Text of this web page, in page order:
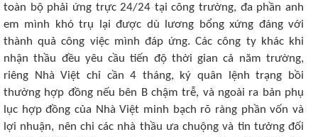
toàn bộ phải ứng trực 24/24 tại công trường, đa phần anh
em mình khó trụ lại được dù lương bổng xứng đáng với
thành quả công việc mình đáp ứng. Các công ty khác khi
nhận thầu đều yêu cầu tiến độ thời gian cả năm trường,
riêng Nhà Việt chỉ cần 4 tháng, ký quân lệnh trạng bồi
thường hợp đồng nếu bên B chậm trễ, và ngoài ra bản phụ
lục hợp đồng của Nhà Việt minh bạch rõ ràng phần vốn và
lợi nhuận, nên chi các nhà thầu ưa chuộng và tin tưởng đối